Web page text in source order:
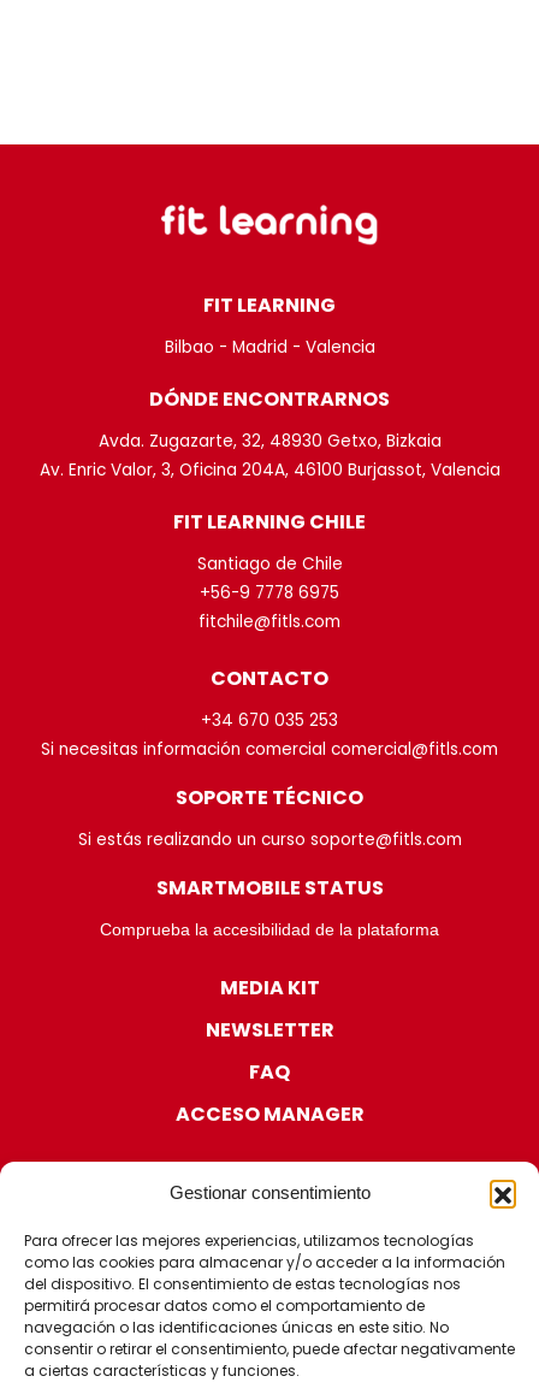
Gestionar consentimiento
Para ofrecer las mejores experiencias, utilizamos tecnologías
como las cookies para almacenar y/o acceder a la información
del dispositivo. El consentimiento de estas tecnologías nos
permitirá procesar datos como el comportamiento de
navegación o las identificaciones únicas en este sitio. No
consentir o retirar el consentimiento, puede afectar negativamente
a ciertas características y funciones.
FIT LEARNING
Bilbao - Madrid - Valencia
DÓNDE ENCONTRARNOS
Avda. Zugazarte, 32, 48930 Getxo, Bizkaia
Av. Enric Valor, 3, Oficina 204A, 46100 Burjassot, Valencia
FIT LEARNING CHILE
Santiago de Chile
+56-9 7778 6975
fitchile@fitls.com
CONTACTO
+34 670 035 253
Si necesitas información comercial comercial@fitls.com
SOPORTE TÉCNICO
Si estás realizando un curso soporte@fitls.com
SMARTMOBILE STATUS
Comprueba la accesibilidad de la plataforma
MEDIA KIT
NEWSLETTER
FAQ
ACCESO MANAGER
CERTIFICACIONES